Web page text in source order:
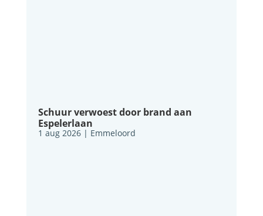
Schuur verwoest door brand aan
Espelerlaan
1 aug 2026| Emmeloord